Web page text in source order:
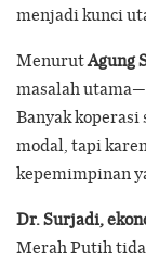
menjadi kunci
MenurutAgung
masalah
Banyak koperasi
modal, tapi
kepemimpinan
Dr. Surjadi,
Merah Putih